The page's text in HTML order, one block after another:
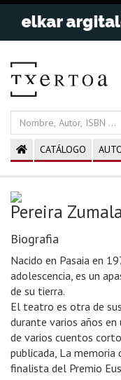
CATÁLOGO
Pereira
Biografia
Nacido en Pasaia en
adolescencia, es un
de su tierra.
El teatro es otra de
durante varios años
de varios cuentos
publicada, La
finalista del Premio